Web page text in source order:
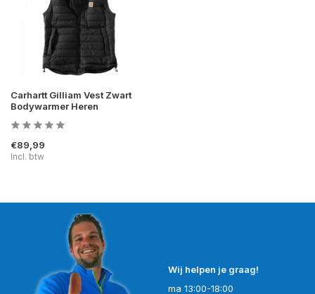
Carhartt Gilliam Vest Zwart
Bodywarmer Heren
€89,99
Incl. btw
Wij helpen je graag!
ma 13:00-18:00